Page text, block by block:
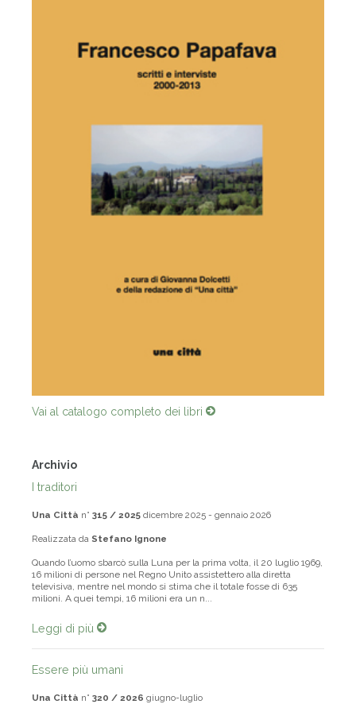
Vai al catalogo completo dei libri
Archivio
I traditori
Una Città n° 315 / 2025 dicembre 2025 - gennaio 2026
Realizzata da Stefano Ignone
Quando l’uomo sbarcò sulla Luna per la prima volta, il 20 luglio 1969,
16 milioni di persone nel Regno Unito assistettero alla diretta
televisiva, mentre nel mondo si stima che il totale fosse di 635
milioni. A quei tempi, 16 milioni era un n...
Leggi di più
Essere più umani
Una Città n° 320 / 2026 giugno-luglio